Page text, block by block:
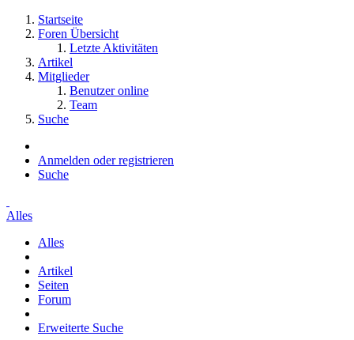
Startseite
Foren Übersicht
Letzte Aktivitäten
Artikel
Mitglieder
Benutzer online
Team
Suche
Anmelden oder registrieren
Suche
Alles
Alles
Artikel
Seiten
Forum
Erweiterte Suche